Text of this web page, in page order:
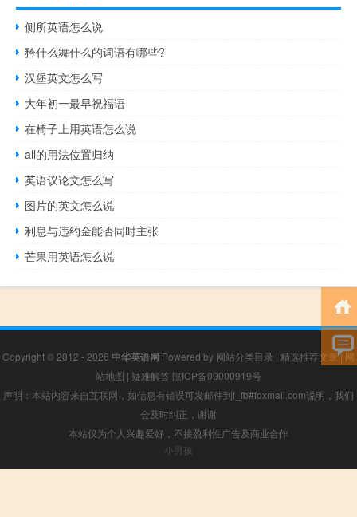
侧所英语怎么说
矜什么舞什么的词语有哪些?
汉堡英文怎么写
大年初一最早祝福语
在椅子上用英语怎么说
all的用法位置归纳
英语议论文怎么写
图片的英文怎么说
利息与违约金能否同时主张
芒果用英语怎么说
Copyright © 2012 - 2026 中华英语网 Powered by 网站分类目录 | 精选推荐文章|网
站地图 | 疑难解答 陕ICP备09000919号
声明：本站内容来自互联网，如信息有错误可发邮件到f_fb#foxmail.com说明，我们
会及时纠正，谢谢
本站仅为个人兴趣爱好，不接盈利性广告及商业合作
小男孩